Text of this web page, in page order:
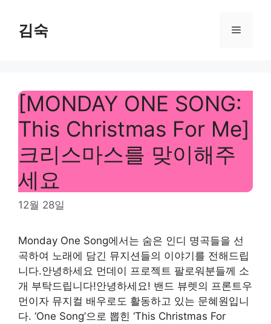
content
김숙 Menu
[MONDAY ONE SONG:
This Christmas For Me]
크리스마스를 맞이해주
세요
12월 28일
Monday One Song에서는 숨은 인디 명곡들을 선
곡하여 노래에 담긴 뮤지션들의 이야기를 전해드립
니다.안녕하세요 먼데이 프로젝트 팔로워분들께 소
개 부탁드립니다!안녕하세요! 밴드 뷰렛의 프론트우
먼이자 뮤지컬 배우로도 활동하고 있는 문혜원입니
다. ‘One Song’으로 뽑힌 ‘This Christmas For